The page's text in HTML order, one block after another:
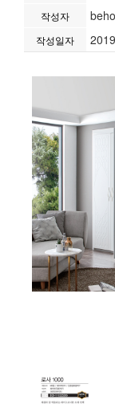
작성자
작성일자